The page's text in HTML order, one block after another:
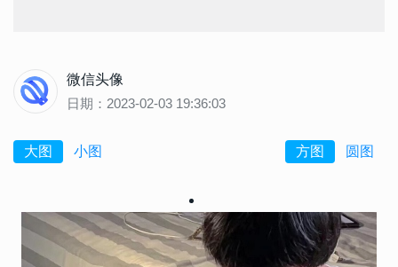
微信头像
日期：2023-02-03 19:36:03
大图 小图 方图 圆图